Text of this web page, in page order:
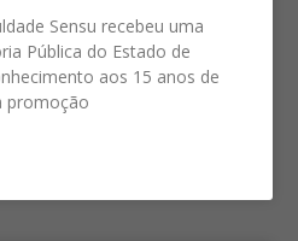
Sensu recebeu uma
Pública do Estado de
aos 15 anos de
promoção